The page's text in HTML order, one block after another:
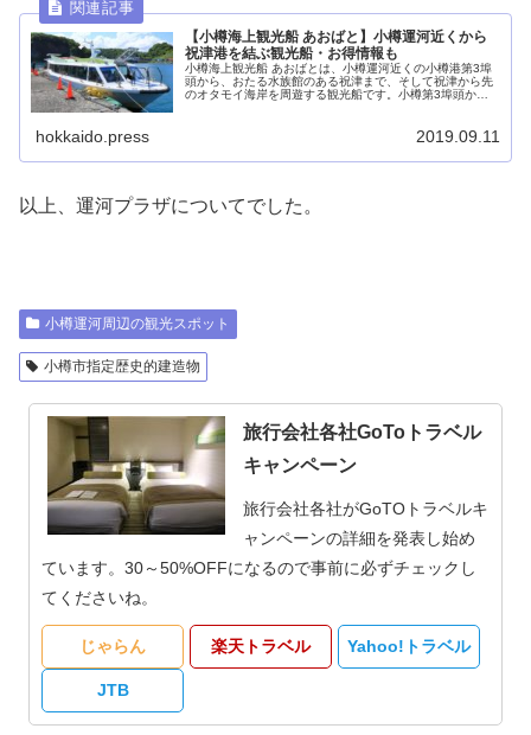
【小樽海上観光船 あおばと】小樽運河近くから
祝津港を結ぶ観光船・お得情報も
小樽海上観光船 あおばとは、小樽運河近くの小樽港第3埠
頭から、おたる水族館のある祝津まで、そして祝津から先
のオタモイ海岸を周遊する観光船です。小樽第3埠頭から
hokkaido.press 2019.09.11
以上、運河プラザについてでした。
小樽運河周辺の観光スポット
小樽市指定歴史的建造物
旅行会社各社GoToトラベル
キャンペーン
旅行会社各社がGoTOトラベルキ
ャンペーンの詳細を発表し始め
ています。30～50%OFFになるので事前に必ずチェックし
てくださいね。
じゃらん 楽天トラベル Yahoo!トラベル
JTB